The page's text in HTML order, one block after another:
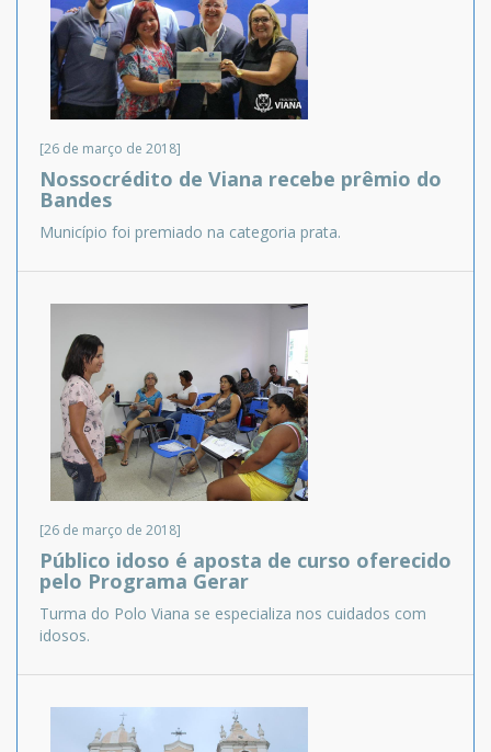
[26 de março de 2018]
Nossocrédito de Viana recebe prêmio do
Bandes
Município foi premiado na categoria prata.
[26 de março de 2018]
Público idoso é aposta de curso oferecido
pelo Programa Gerar
Turma do Polo Viana se especializa nos cuidados com
idosos.